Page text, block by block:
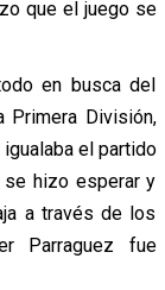
que el juego se
en busca del
Primera División,
igualaba el partido
se hizo esperar y
a través de los
Parraguez fue